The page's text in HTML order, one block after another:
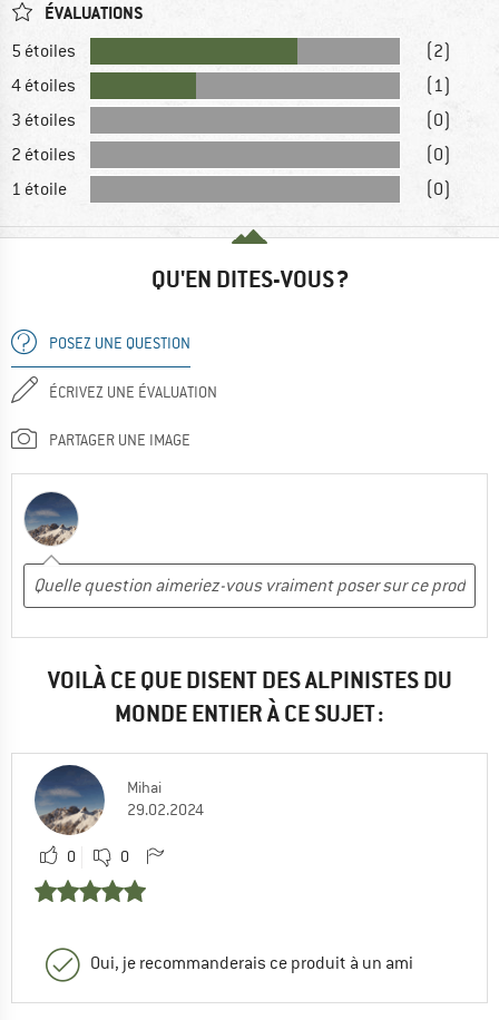
ÉVALUATIONS
5 étoiles
(2)
4 étoiles
(1)
3 étoiles
(0)
2 étoiles
(0)
1 étoile
(0)
QU'EN DITES-VOUS ?
POSEZ UNE QUESTION
ÉCRIVEZ UNE ÉVALUATION
PARTAGER UNE IMAGE
VOILÀ CE QUE DISENT DES ALPINISTES DU
MONDE ENTIER À CE SUJET :
Mihai
29.02.2024
0 0
Oui, je recommanderais ce produit à un ami